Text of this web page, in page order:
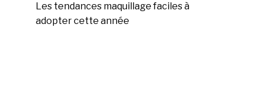
Les tendances maquillage faciles à
adopter cette année